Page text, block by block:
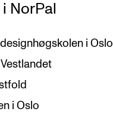
NorPal
i Oslo
i Oslo